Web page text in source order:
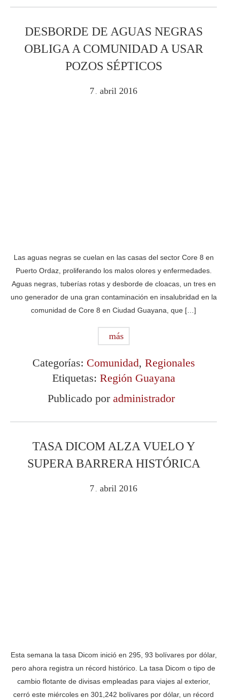
DESBORDE DE AGUAS NEGRAS
OBLIGA A COMUNIDAD A USAR
POZOS SÉPTICOS
7 abril 2016
Las aguas negras se cuelan en las casas del sector Core 8 en
Puerto Ordaz, proliferando los malos olores y enfermedades.
Aguas negras, tuberías rotas y desborde de cloacas, un tres en
uno generador de una gran contaminación en insalubridad en la
comunidad de Core 8 en Ciudad Guayana, que […]
más
Categorías: Comunidad, Regionales
Etiquetas: Región Guayana
Publicado por administrador
TASA DICOM ALZA VUELO Y
SUPERA BARRERA HISTÓRICA
7 abril 2016
Esta semana la tasa Dicom inició en 295, 93 bolívares por dólar,
pero ahora registra un récord histórico. La tasa Dicom o tipo de
cambio flotante de divisas empleadas para viajes al exterior,
cerró este miércoles en 301,242 bolívares por dólar, un récord